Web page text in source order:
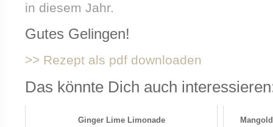
in diesem Jahr.
Gutes Gelingen!
>> Rezept als pdf downloaden
Das könnte Dich auch
Ginger Lime Limonade